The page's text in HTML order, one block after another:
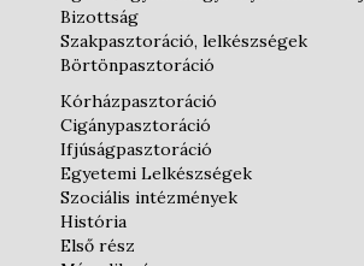
Bizottság
Szakpasztoráció, lelkészségek
Börtönpasztoráció
Kórházpasztoráció
Cigánypasztoráció
Ifjúságpasztoráció
Egyetemi Lelkészségek
Szociális intézmények
História
Első rész